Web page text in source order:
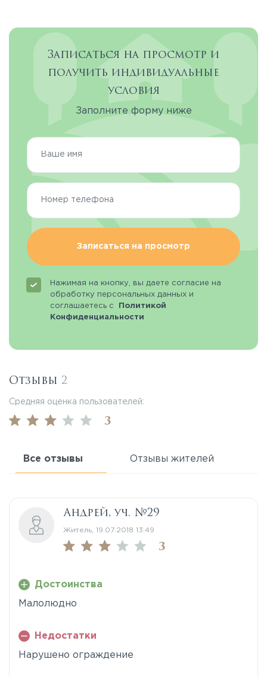
Записаться на просмотр и
получить индивидуальные
условия
Заполните форму ниже
Записаться на просмотр
Нажимая на кнопку, вы даете согласие на
обработку персональных данных и
соглашаетесь с
Политикой
Конфиденциальности
Отзывы 2
Средняя оценка пользователей:
3
Все отзывы Отзывы жителей
Андрей, уч. №29
Житель, 19.07.2018 13:49
3
Достоинства
Малолюдно
Недостатки
Нарушено ограждение